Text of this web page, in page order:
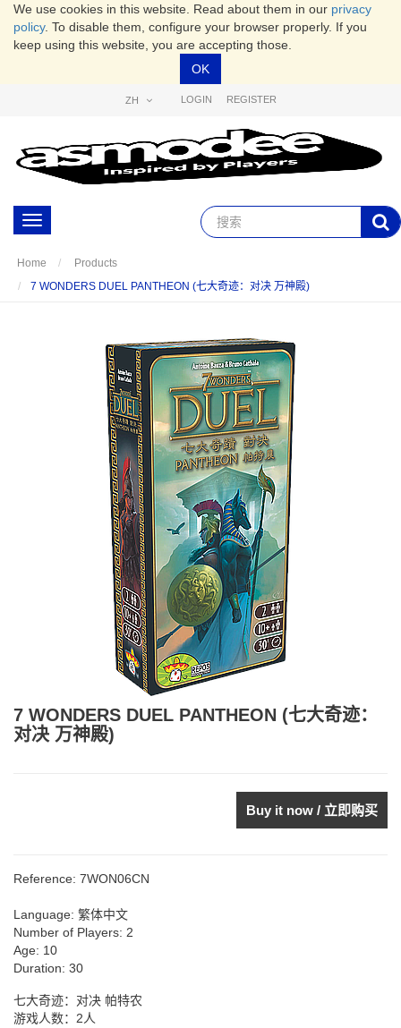
We use cookies in this website. Read about them in our privacy
policy. To disable them, configure your browser properly. If you
keep using this website, you are accepting those.
OK
ZH LOGIN REGISTER
Toggle
navigation
Home
Products
7 WONDERS DUEL PANTHEON (七大奇迹：对决 万神殿)
7 WONDERS DUEL PANTHEON (七大奇迹：
对决 万神殿)
Buy it now / 立即购买
Reference: 7WON06CN
Language: 繁体中文
Number of Players: 2
Age: 10
Duration: 30
七大奇迹：对决 帕特农
游戏人数：2人